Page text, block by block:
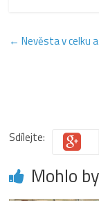
← Nevěsta v celku
Sdílejte:
Mohlo